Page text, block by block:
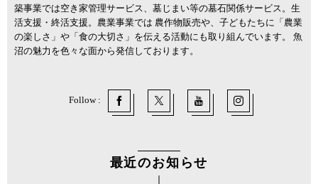
築事業では空き家管理サービス、墓じまい等の墓石関係サービス。生
活支援・終活支援。農業事業では 農作物販売や、子どもたちに「農業
の楽しさ」や「食の大切さ」を伝える活動にも取り組んでいます。 魚
沼の魅力を色々な面から発信しております。
Follow :
最近のお知らせ